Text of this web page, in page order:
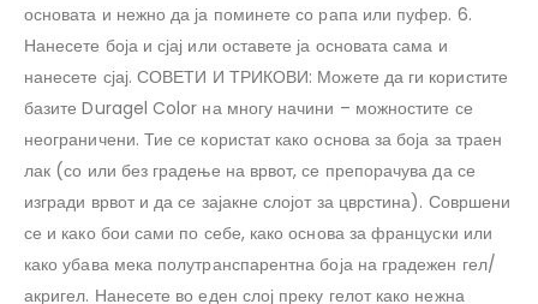
основата и нежно да ја поминете со рапа или пуфер. 6.
Нанесете боја и сјај или оставете ја основата сама и
нанесете сјај. СОВЕТИ И ТРИКОВИ: Можете да ги користите
базите Duragel Color на многу начини – можностите се
неограничени. Тие се користат како основа за боја за траен
лак (со или без градење на врвот, се препорачува да се
изгради врвот и да се зајакне слојот за цврстина). Совршени
се и како бои сами по себе, како основа за француски или
како убава мека полутранспарентна боја на градежен гел/
акригел. Нанесете во еден слој преку гелот како нежна